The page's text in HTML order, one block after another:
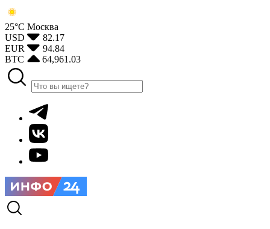
25°С Москва
USD
82.17
EUR
94.84
BTC
64,961.03